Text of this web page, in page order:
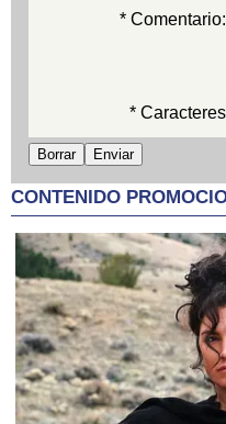
* Comentario:
* Caracteres